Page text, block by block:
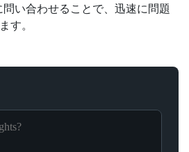
い合わせることで、迅速に問題
す。